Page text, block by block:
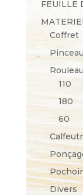
FEUILLE
Coffret
110
180
60
Divers